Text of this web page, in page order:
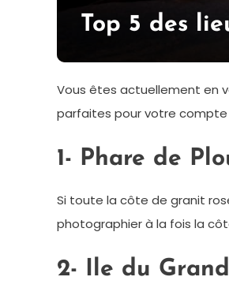
Top 5 des
Vous êtes actuellement en
parfaites pour votre compte
1- Phare de
Si toute la côte de granit
photographier à la fois la
2- Ile du